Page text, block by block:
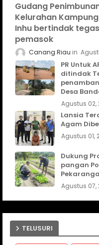
Gudang
Kelurahan
Inhu bertindak
pemasok
Canang Riau
PR Untuk
ditindak
Desa
Agustus 02,
Lansia
Agam
Agustus 01,
Dukung
pangan
Agustus 07,
TELUSURI